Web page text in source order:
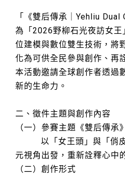
「《雙后傳承｜Yehliu
為「2026野柳石光夜訪女
位建模與數位雙生技術，將
化為可供全民參與創作、再
本活動邀請全球創作者透過
新的生命力。
二、徵件主題與創作內容
（一）參賽主題《雙后傳承》
以「女王頭」與「俏皮
元視角出發，重新詮釋心中
（二）創作形式